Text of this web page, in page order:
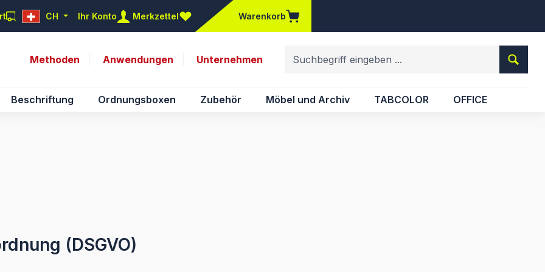
CH Ihr Konto Merkzettel
Du hast 0 Produkte auf dem Merkzettel
Warenkorb
Methoden Anwendungen Unternehmen
Beschriftung Ordnungsboxen Zubehör Möbel und Archiv TABCOLOR OFFICE
(DSGVO)